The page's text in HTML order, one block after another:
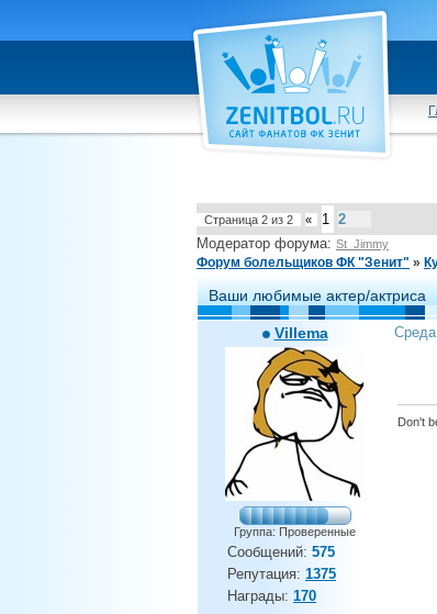
Страница 2 из 2 « 1 2
Модератор форума: St_Jimmy
Форум болельщиков ФК "Зенит" »
Ваши любимые актер/актриса
Villema
Группа: Проверенные
Сообщений: 575
Репутация: 1375
Награды: 170
Don't